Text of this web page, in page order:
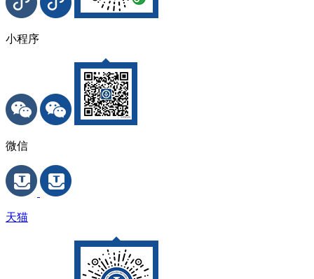
小程序
微信
天猫